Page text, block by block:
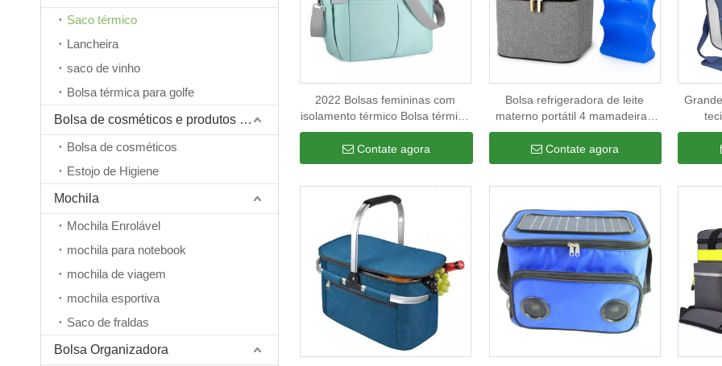
Saco térmico
Lancheira
saco de vinho
Bolsa térmica para golfe
Bolsa de cosméticos e produtos de higiene pessoal
Bolsa de cosméticos
Estojo de Higiene
Mochila
Mochila Enrolável
mochila para notebook
mochila de viagem
mochila esportiva
Saco de fraldas
Bolsa Organizadora
2022 Bolsas femininas com
isolamento térmico Bolsa térmica
para comida refrigerador Almoço
armazenamento Zíper
organizador Bolsa com alças e
Contate agora
Bolsa refrigeradora de leite
materno portátil 4 mamadeiras
bolsa para bomba de mama com
isolamento térmico bolsa para
creche mãe de
sale">Popular</span></span>
Contate agora
de
de